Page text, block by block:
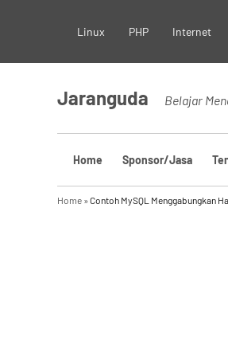
content
Linux PHP Internet
Jaranguda Belajar
Home Sponsor/Jasa
Home »Contoh MySQL Menggabungkan